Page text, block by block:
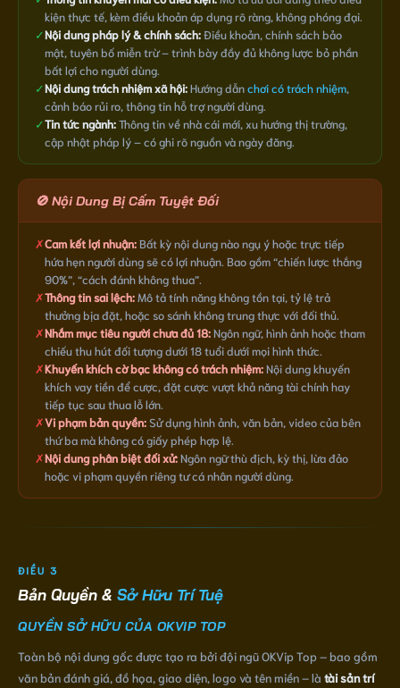
kiện thực tế, kèm điều khoản áp dụng rõ ràng, không phóng đại.
✓Nội dung pháp lý & chính sách:Điều khoản, chính sách bảo
mật, tuyên bố miễn trừ – trình bày đầy đủ không lược bỏ phần
bất lợi cho người dùng.
✓Nội dung trách nhiệm xã hội:Hướng dẫnchơi có trách nhiệm,
cảnh báo rủi ro, thông tin hỗ trợ người dùng.
✓Tin tức ngành:Thông tin về nhà cái mới, xu hướng thị trường,
cập nhật pháp lý – có ghi rõ nguồn và ngày đăng.
🚫 Nội Dung Bị Cấm Tuyệt Đối
✗Cam kết lợi nhuận:Bất kỳ nội dung nào ngụ ý hoặc trực tiếp
hứa hẹn người dùng sẽ có lợi nhuận. Bao gồm “chiến lược thắng
90%”, “cách đánh không thua”.
✗Thông tin sai lệch:Mô tả tính năng không tồn tại, tỷ lệ trả
thưởng bịa đặt, hoặc so sánh không trung thực với đối thủ.
✗Nhắm mục tiêu người chưa đủ 18:Ngôn ngữ, hình ảnh hoặc tham
chiếu thu hút đối tượng dưới 18 tuổi dưới mọi hình thức.
✗Khuyến khích cờ bạc không có trách nhiệm:Nội dung khuyến
khích vay tiền để cược, đặt cược vượt khả năng tài chính hay
tiếp tục sau thua lỗ lớn.
✗Vi phạm bản quyền:Sử dụng hình ảnh, văn bản, video của bên
thứ ba mà không có giấy phép hợp lệ.
✗Nội dung phân biệt đối xử:Ngôn ngữ thù địch, kỳ thị, lừa đảo
hoặc vi phạm quyền riêng tư cá nhân người dùng.
ĐIỀU 3
Bản Quyền & Sở Hữu Trí Tuệ
QUYỀN SỞ HỮU CỦA OKVIP TOP
Toàn bộ nội dung gốc được tạo ra bởi đội ngũ OKVip Top – bao gồm
văn bản đánh giá, đồ họa, giao diện, logo và tên miền – là tài sản trí